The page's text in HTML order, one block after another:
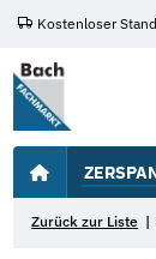
Kostenloser
Zurück zur Liste